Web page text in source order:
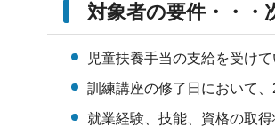
対象者の要件・・・
児童扶養手当の支給を受け
訓練講座の修了日において
就業経験、技能、資格の取